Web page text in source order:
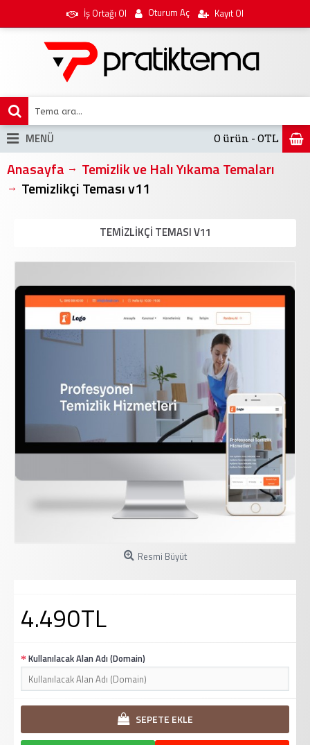
İş Ortağı Ol Oturum Aç Kayıt Ol
0 ürün - 0TL
MENÜ
Anasayfa
Temizlik ve Halı Yıkama Temaları
Temizlikçi Teması v11
TEMIZLIKÇI TEMASI V11
Resmi Büyüt
4.490TL
Kullanılacak Alan Adı (Domain)
SEPETE EKLE